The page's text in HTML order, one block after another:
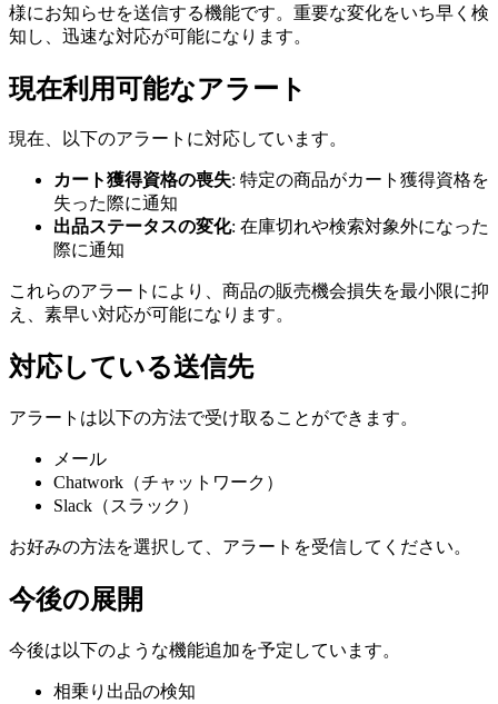
様にお知らせを送信する機能です。重要な変化をいち早く検
知し、迅速な対応が可能になります。
現在利用可能なアラート
現在、以下のアラートに対応しています。
カート獲得資格の喪失: 特定の商品がカート獲得資格を
失った際に通知
出品ステータスの変化: 在庫切れや検索対象外になった
際に通知
これらのアラートにより、商品の販売機会損失を最小限に抑
え、素早い対応が可能になります。
対応している送信先
アラートは以下の方法で受け取ることができます。
メール
Chatwork（チャットワーク）
Slack（スラック）
お好みの方法を選択して、アラートを受信してください。
今後の展開
今後は以下のような機能追加を予定しています。
相乗り出品の検知